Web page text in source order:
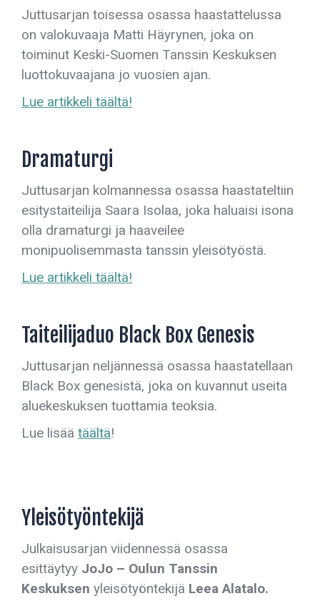
Juttusarjan toisessa osassa haastattelussa
on valokuvaaja Matti Häyrynen, joka on
toiminut Keski-Suomen Tanssin Keskuksen
luottokuvaajana jo vuosien ajan.
Lue artikkeli täältä!
Dramaturgi
Juttusarjan kolmannessa osassa haastateltiin
esitystaiteilija Saara Isolaa, joka haluaisi isona
olla dramaturgi ja haaveilee
monipuolisemmasta tanssin yleisötyöstä.
Lue artikkeli täältä!
Taiteilijaduo Black Box Genesis
Juttusarjan neljännessä osassa haastatellaan
Black Box genesistä, joka on kuvannut useita
aluekeskuksen tuottamia teoksia.
Lue lisää täältä!
Yleisötyöntekijä
Julkaisusarjan viidennessä osassa
esittäytyy JoJo – Oulun Tanssin
Keskuksen yleisötyöntekijä Leea Alatalo.